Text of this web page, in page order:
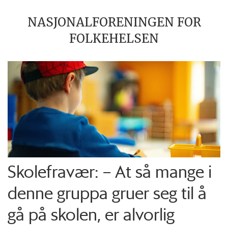
NASJONALFORENINGEN FOR
FOLKEHELSEN
Skolefravær: – At så mange i
denne gruppa gruer seg til å
gå på skolen, er alvorlig